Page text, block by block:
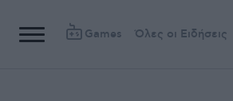
Games Όλες οι Ειδήσεις